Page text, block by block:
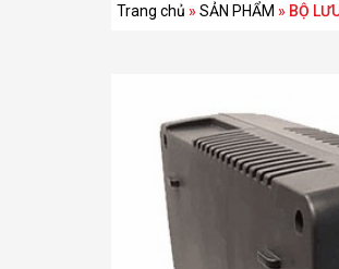
Trang chủ »SẢN PHẨM » BỘ